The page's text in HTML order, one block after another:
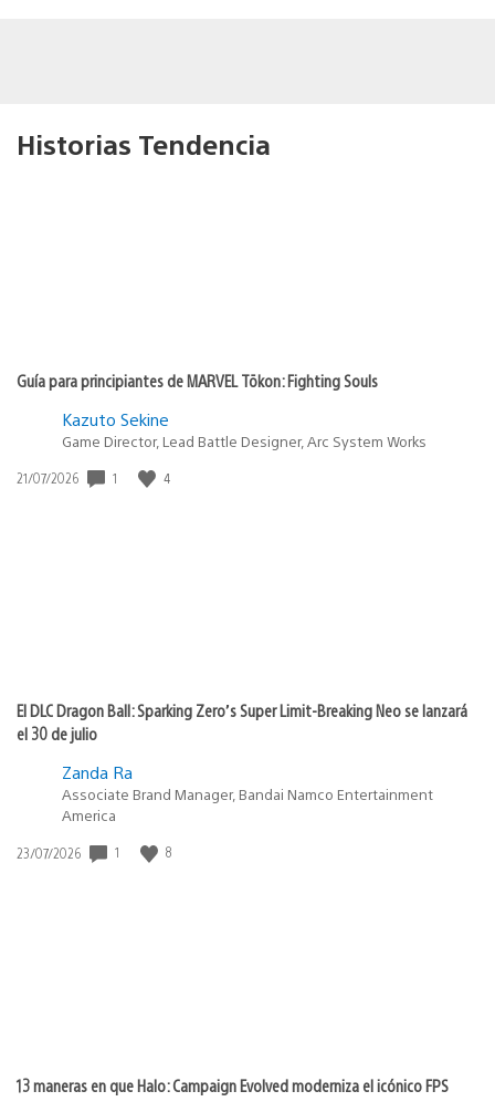
Historias Tendencia
Guía para principiantes de MARVEL Tōkon: Fighting Souls
Kazuto Sekine
Game Director, Lead Battle Designer, Arc System Works
Fecha
21/07/2026 1 4
El DLC Dragon Ball: Sparking Zero’s Super Limit-Breaking Neo se lanzará
el 30 de julio
Zanda Ra
Associate Brand Manager, Bandai Namco Entertainment
America
Fecha
23/07/2026 1 8
13 maneras en que Halo: Campaign Evolved moderniza el icónico FPS